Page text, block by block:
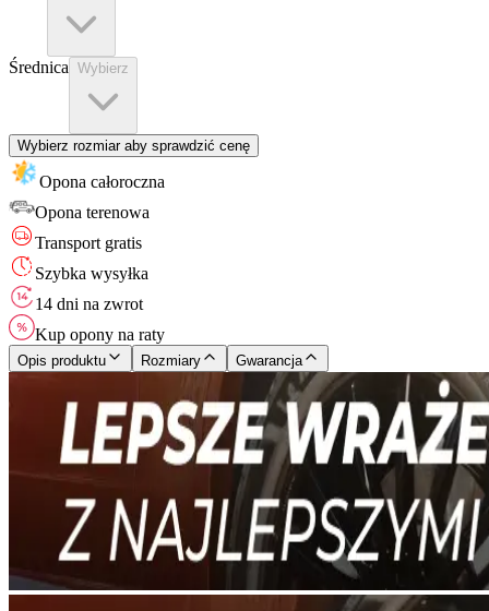
Średnica Wybierz
Wybierz rozmiar aby sprawdzić cenę
Opona całoroczna
Opona terenowa
Transport gratis
Szybka wysyłka
14 dni na zwrot
Kup opony na raty
Opis produktu Rozmiary Gwarancja